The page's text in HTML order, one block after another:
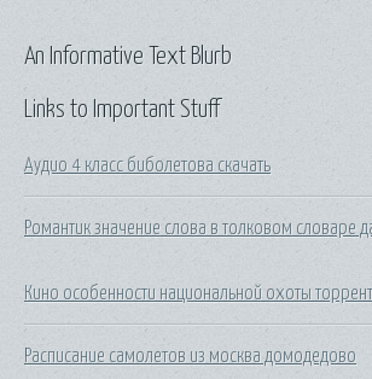
Links to Important Stuff
Аудио 4 класс биболетова скачать
Романтик значение слова в толковом словаре
Кино особенности национальной охоты торрент
Расписание самолетов из москва домодедово
An Informative Text Blurb